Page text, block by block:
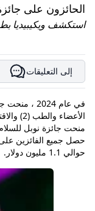
الحائزون على جائزة
استكشف ويكيبيديا
إلى التعليقات
حصل جميع الفائزين على
حوالي 1.1 مليون دولار.